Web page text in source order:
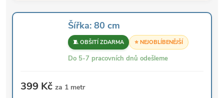
Šířka: 80 cm
🧵 OBŠITÍ ZDARMA ⭐ NEJOBLÍBENĚJŠÍ
Do 5-7 pracovních dnů odešleme
399 Kč za 1 metr